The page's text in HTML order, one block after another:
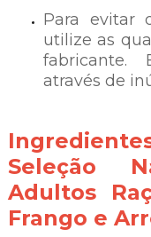
Para evitar
utilize as
fabricante.
através de
Seleção
Adultos
Frango e